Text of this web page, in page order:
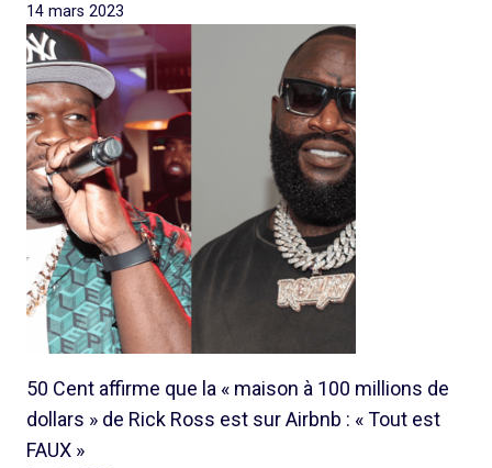
14 mars 2023
50 Cent affirme que la « maison à 100 millions de
dollars » de Rick Ross est sur Airbnb : « Tout est
FAUX »